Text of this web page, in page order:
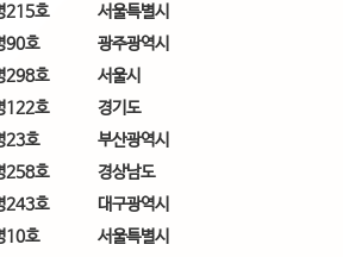
215호
서울특별시
90호
광주광역시
298호
서울시
122호
경기도
23호
부산광역시
258호
경상남도
243호
대구광역시
10호
서울특별시